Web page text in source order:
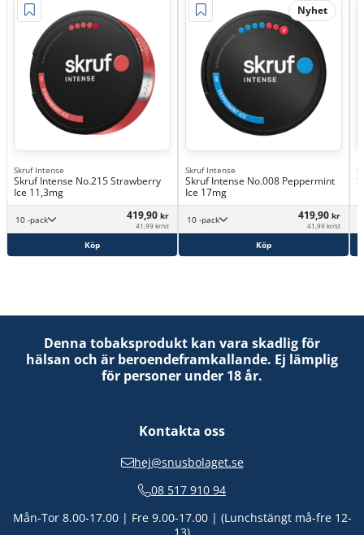
Skruf Intense
Skruf Intense No.215 Strawberry
Ice 11,3mg
10 -pack 419,90 kr
41,99 kr/st
Köp
Nyhet
Skruf Intense
Skruf Intense No.008 Peppermint
Ice 17mg
10 -pack 419,90 kr
41,99 kr/st
Köp
Denna tobaksprodukt kan vara skadlig för
hälsan och är beroendeframkallande. Ej lämplig
för personer under 18 år.
Kontakta oss
hej@snusbolaget.se
08 517 910 94
Mån-Tor 8.00-17.00 | Fre 9.00-17.00 | (Lunchstängt må-fre 12-